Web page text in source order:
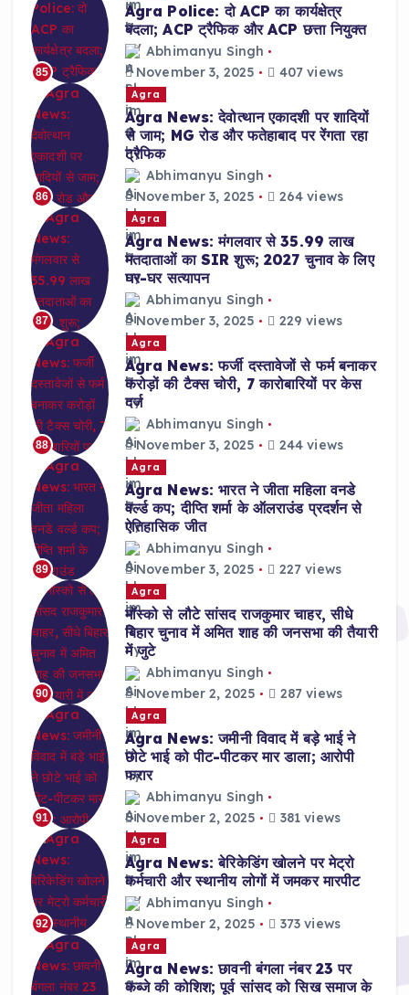
85
Agra Police: दो ACP का कार्यक्षेत्र
बदला; ACP ट्रैफिक और ACP छत्ता नियुक्त
Abhimanyu Singh
November 3, 2025
407 views
86
Agra
Agra News: देवोत्थान एकादशी पर शादियों
से जाम; MG रोड और फतेहाबाद पर रेंगता रहा
ट्रैफिक
Abhimanyu Singh
November 3, 2025
264 views
87
Agra
Agra News: मंगलवार से 35.99 लाख
मतदाताओं का SIR शुरू; 2027 चुनाव के लिए
घर-घर सत्यापन
Abhimanyu Singh
November 3, 2025
229 views
88
Agra
Agra News: फर्जी दस्तावेजों से फर्म बनाकर
करोड़ों की टैक्स चोरी, 7 कारोबारियों पर केस
दर्ज
Abhimanyu Singh
November 3, 2025
244 views
89
Agra
Agra News: भारत ने जीता महिला वनडे
वर्ल्ड कप; दीप्ति शर्मा के ऑलराउंड प्रदर्शन से
ऐतिहासिक जीत
Abhimanyu Singh
November 3, 2025
227 views
90
Agra
मॉस्को से लौटे सांसद राजकुमार चाहर, सीधे
बिहार चुनाव में अमित शाह की जनसभा की तैयारी
में जुटे
Abhimanyu Singh
November 2, 2025
287 views
91
Agra
Agra News: जमीनी विवाद में बड़े भाई ने
छोटे भाई को पीट-पीटकर मार डाला; आरोपी
फरार
Abhimanyu Singh
November 2, 2025
381 views
92
Agra
Agra News: बेरिकेडिंग खोलने पर मेट्रो
कर्मचारी और स्थानीय लोगों में जमकर मारपीट
Abhimanyu Singh
November 2, 2025
373 views
Agra
Agra News: छावनी बंगला नंबर 23 पर
कब्जे की कोशिश; पूर्व सांसद को सिख समाज के